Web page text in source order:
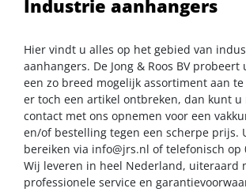
Industrie aanhangers
Hier vindt u alles op het gebied van
aanhangers. De Jong & Roos BV
een zo breed mogelijk assortiment aan
er toch een artikel ontbreken, dan kunt
contact met ons opnemen voor een
en/of bestelling tegen een scherpe prijs.
bereiken via info@jrs.nl of telefonisch op
Wij leveren in heel Nederland, uiteraard
professionele service en